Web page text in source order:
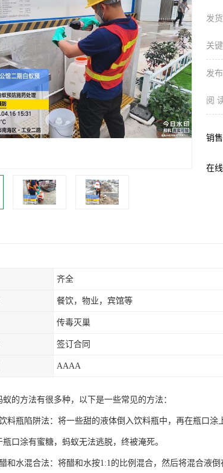
发货
关键
发布
阅
销售
在线
齐全
餐饮，物业，宾馆等
传毒灭巢
签订合同
AAAA
蚁的方法有很多种，以下是一些常见的方法：
料瓶陷阱法：将一些甜的液体倒入饮料瓶中，再在瓶口
瓶口涂有蜜糖，蚂蚁无法逃脱，终被淹死。
和水混合法：将醋和水按1:1的比例混合，然后将混合液